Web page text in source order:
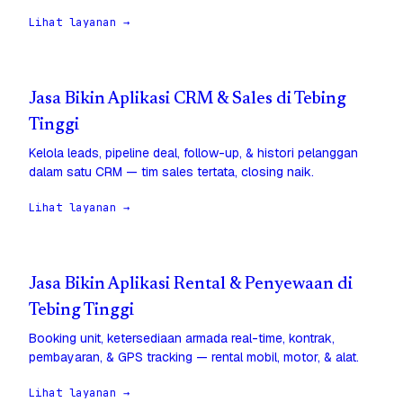
Lihat layanan →
Jasa Bikin Aplikasi CRM & Sales di Tebing
Tinggi
Kelola leads, pipeline deal, follow-up, & histori pelanggan
dalam satu CRM — tim sales tertata, closing naik.
Lihat layanan →
Jasa Bikin Aplikasi Rental & Penyewaan di
Tebing Tinggi
Booking unit, ketersediaan armada real-time, kontrak,
pembayaran, & GPS tracking — rental mobil, motor, & alat.
Lihat layanan →